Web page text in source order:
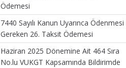
Ödemesi
7440 Sayılı Kanun Uyarınca Ödenmesi
Gereken 26. Taksit Ödemesi
Haziran 2025 Dönemine Ait 464 Sıra
No.lu VUKGT Kapsamında Bildirimde